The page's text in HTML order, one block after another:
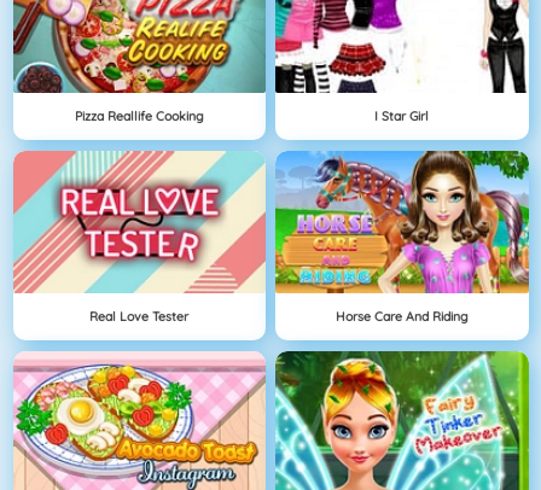
Pizza Reallife Cooking I Star Girl
Real Love Tester Horse Care And Riding